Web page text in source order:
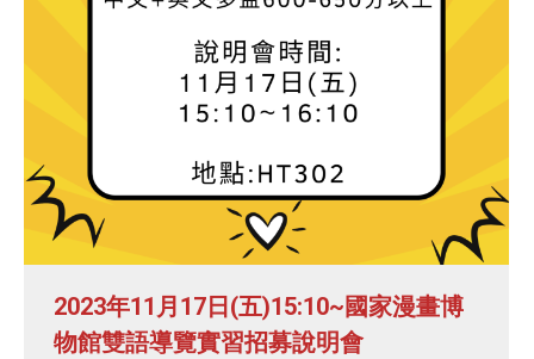
2023年11月17日(五)15:10~國家漫畫博
物館雙語導覽實習招募說明會